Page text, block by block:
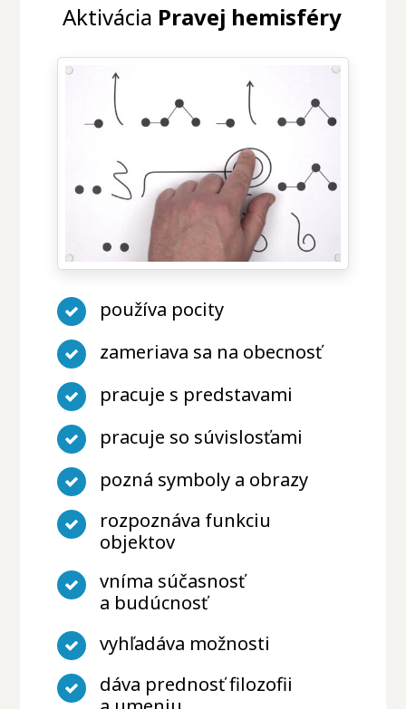
Aktivácia Pravej hemisféry
používa pocity
zameriava sa na obecnosť
pracuje s predstavami
pracuje so súvislosťami
pozná symboly a obrazy
rozpoznáva funkciu
objektov
vníma súčasnosť
a budúcnosť
vyhľadáva možnosti
dáva prednosť filozofii